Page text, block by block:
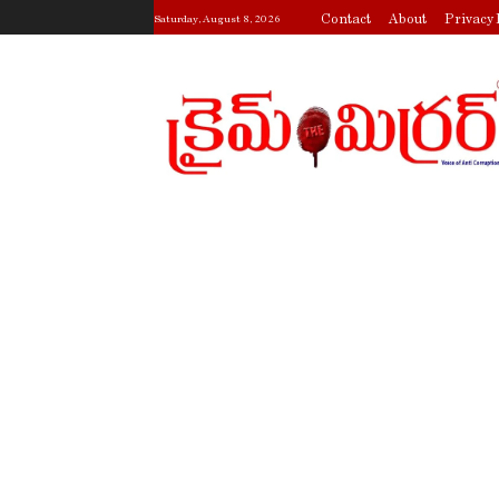
Saturday, August 8, 2026 Contact About Privacy